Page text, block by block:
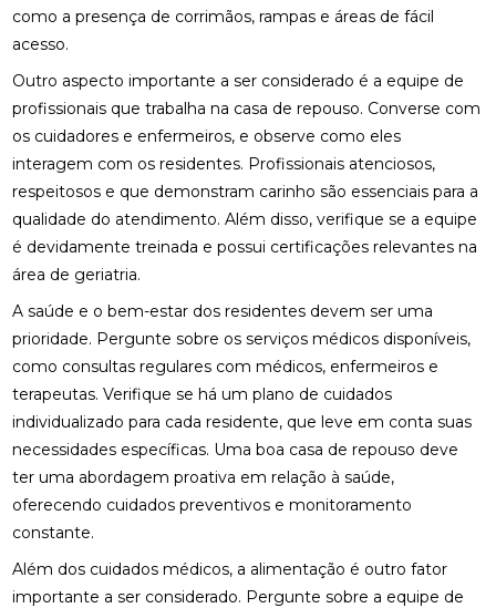
como a presença de corrimãos, rampas e áreas de fácil
acesso.
Outro aspecto importante a ser considerado é a equipe de
profissionais que trabalha na casa de repouso. Converse com
os cuidadores e enfermeiros, e observe como eles
interagem com os residentes. Profissionais atenciosos,
respeitosos e que demonstram carinho são essenciais para a
qualidade do atendimento. Além disso, verifique se a equipe
é devidamente treinada e possui certificações relevantes na
área de geriatria.
A saúde e o bem-estar dos residentes devem ser uma
prioridade. Pergunte sobre os serviços médicos disponíveis,
como consultas regulares com médicos, enfermeiros e
terapeutas. Verifique se há um plano de cuidados
individualizado para cada residente, que leve em conta suas
necessidades específicas. Uma boa casa de repouso deve
ter uma abordagem proativa em relação à saúde,
oferecendo cuidados preventivos e monitoramento
constante.
Além dos cuidados médicos, a alimentação é outro fator
importante a ser considerado. Pergunte sobre a equipe de